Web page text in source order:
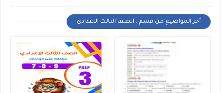
أخر المواضيع من قسم : الصف الثالث الاعدادى